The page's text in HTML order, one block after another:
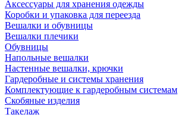
Аксессуары для хранения одежды
Коробки и упаковка для переезда
Вешалки и обувницы
Вешалки плечики
Обувницы
Напольные вешалки
Настенные вешалки, крючки
Гардеробные и системы хранения
Комплектующие к гардеробным системам
Скобяные изделия
Такелаж